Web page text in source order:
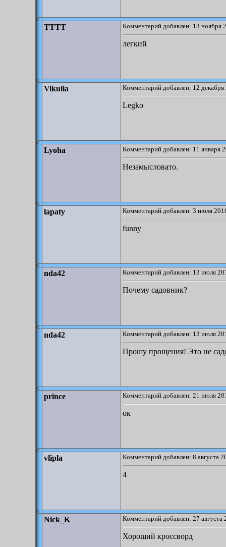
TTTT Комментарий добавлен: 13 ноября
легкий
Vikulia Комментарий добавлен: 12
Legko
Lyoha Комментарий добавлен: 11 января
Незамысловато.
lapaty Комментарий добавлен: 3 июля
funny
nda42 Комментарий добавлен: 13 июля
Почему садовник?
nda42 Комментарий добавлен: 13 июля
Прошу прощения! Это не
prince Комментарий добавлен: 21 июля
ок
vlipla Комментарий добавлен: 8 августа
4
Nick_K Комментарий добавлен: 27 августа
Хороший кроссворд